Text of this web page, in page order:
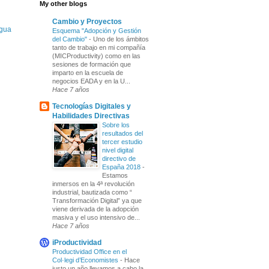
My other blogs
Cambio y Proyectos
Esquema "Adopción y Gestión
del Cambio" - Uno de los ámbitos
tanto de trabajo en mi compañía
(MICProductivity) como en las
sesiones de formación que
imparto en la escuela de
negocios EADA y en la U...
Hace 7 años
Tecnologías Digitales y
Habilidades Directivas
Sobre los
resultados del
tercer estudio
nivel digital
directivo de
España 2018 -
Estamos
inmersos en la 4ª revolución
industrial, bautizada como “
Transformación Digital” ya que
viene derivada de la adopción
masiva y el uso intensivo de...
Hace 7 años
iProductividad
Productividad Office en el
Col·legi d’Economistes - Hace